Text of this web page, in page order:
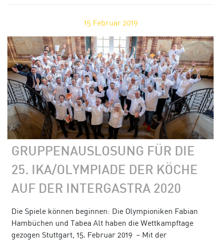
15 Februar 2019
GRUPPENAUSLOSUNG FÜR DIE
25. IKA/OLYMPIADE DER KÖCHE
AUF DER INTERGASTRA 2020
Die Spiele können beginnen: Die Olympioniken Fabian
Hambüchen und Tabea Alt haben die Wettkampftage
gezogen Stuttgart, 15. Februar 2019 – Mit der